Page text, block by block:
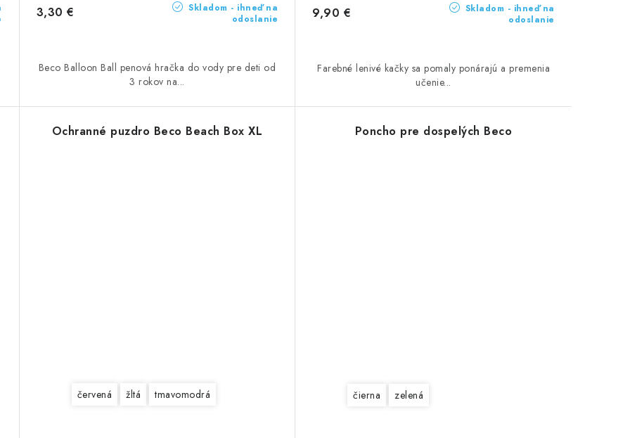
Skladom - ihneď na
odoslanie
3,30 €
Beco Balloon Ball penová hračka do vody pre deti od
3 rokov na...
Skladom - ihneď na
odoslanie
9,90 €
Farebné lenivé kačky sa pomaly ponárajú a premenia
učenie...
Ochranné puzdro Beco Beach Box XL
červená žltá tmavomodrá
Poncho pre dospelých Beco
čierna zelená